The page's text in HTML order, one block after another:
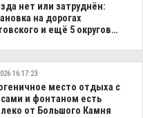
нет или затруднён:
на дорогах
и ещё 5 округов
16:17:23
место отдыха с
и фонтаном есть
от Большого Камня